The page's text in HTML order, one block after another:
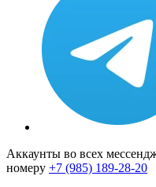
Аккаунты во всех
номеру +7 (985) 189-28-20